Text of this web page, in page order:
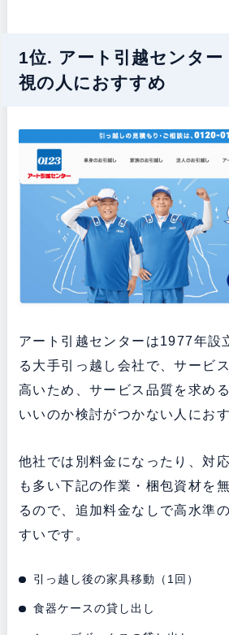
1位. アート引越センター
視の人におすすめ
アート引越センターは1977年設
る大手引っ越し会社で、サービ
高いため、サービス品質を求め
いいのか検討がつかない人にお
他社では別料金になったり、対
も多い下記の作業・梱包資材を
るので、追加料金なしで高水準
すいです。
引っ越し後の家具移動（1回）
食器ケースの貸し出し